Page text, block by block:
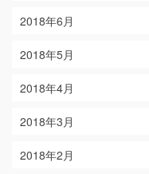
2018年6月
2018年5月
2018年4月
2018年3月
2018年2月